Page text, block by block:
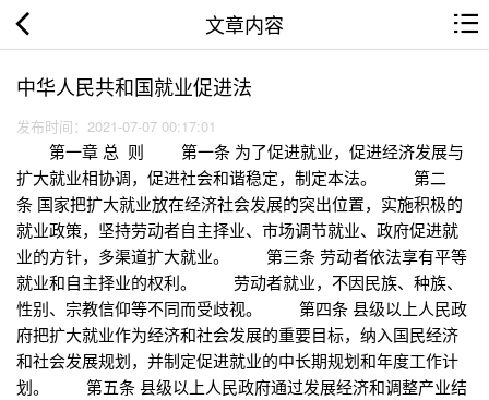
文章内容
中华人民共和国就业促进法
发布时间：2021-07-07 00:17:01
第一章 总 则 第一条 为了促进就业，促进经济发展与
扩大就业相协调，促进社会和谐稳定，制定本法。 第二
条 国家把扩大就业放在经济社会发展的突出位置，实施积极的
就业政策，坚持劳动者自主择业、市场调节就业、政府促进就
业的方针，多渠道扩大就业。 第三条 劳动者依法享有平等
就业和自主择业的权利。 劳动者就业，不因民族、种族、
性别、宗教信仰等不同而受歧视。 第四条 县级以上人民政
府把扩大就业作为经济和社会发展的重要目标，纳入国民经济
和社会发展规划，并制定促进就业的中长期规划和年度工作计
划。 第五条 县级以上人民政府通过发展经济和调整产业结